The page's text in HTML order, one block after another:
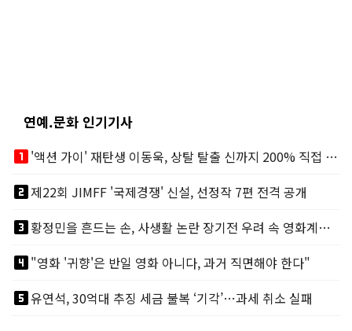
연예.문화 인기기사
looks_one
'액션 가이' 재탄생 이동욱, 상탈 탈출 신까지 200% 직접 소화
looks_two제22회 JIMFF '국제경쟁' 신설, 선정작 7편 전격 공개
looks_3
황정민을 흔드는 손, 사생활 논란 장기전 우려 속 영화계도 리스크
looks_4"영화 '귀향'은 반일 영화 아니다, 과거 직면해야 한다"
looks_5유연석, 30억대 추징 세금 불복 ‘기각’…과세 취소 실패